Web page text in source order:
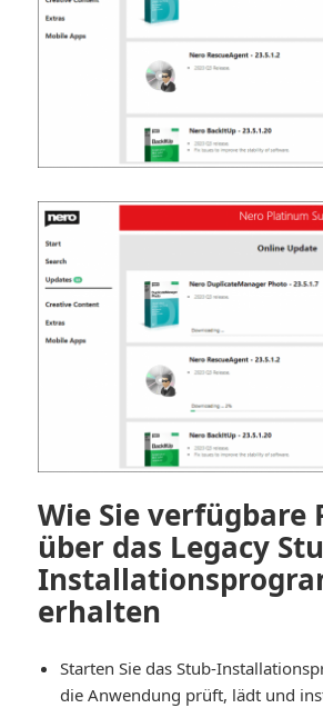
Wie Sie verfügbare
über das Legacy
erhalten
Starten Sie das Stub-
die Anwendung prüft, lädt und